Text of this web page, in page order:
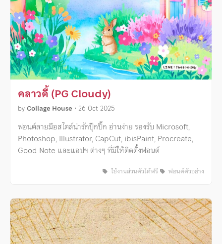
คลาวดี้ (PG Cloudy)
by Collage House • 26 Oct 2025
ฟอนต์ลายมือสไตล์น่ารักปุ๊กปิ๊ก อ่านง่าย รองรับ Microsoft,
Photoshop, Illustrator, CapCut, ibisPaint, Procreate,
Good Note และแอปฯ ต่างๆ ที่มีให้ติดตั้งฟอนต์
ใช้งานส่วนตัวได้ฟรี ฟอนต์ตัวอย่าง